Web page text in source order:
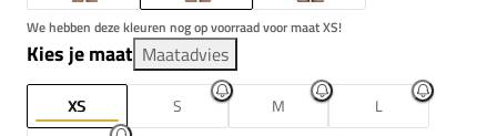
We hebben deze kleuren nog op voorraad voor maat XS!
Kies je maat Maatadvies
XS S M
L